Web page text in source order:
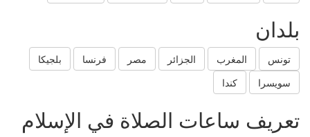
تونس المغرب الجزائر مصر فرنسا
بلجيكا
سويسرا
ساعات الصلاة في الإسلام